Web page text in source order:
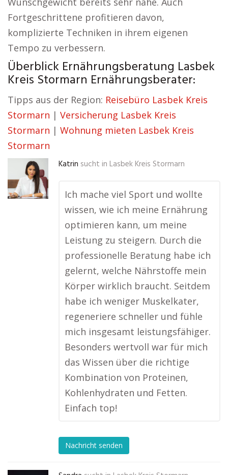
Fortgeschrittene profitieren davon,
komplizierte Techniken in ihrem eigenen
Tempo zu verbessern.
Überblick Ernährungsberatung Lasbek
Kreis Stormarn Ernährungsberater:
Tipps aus der Region: Reisebüro Lasbek Kreis
Stormarn | Versicherung Lasbek Kreis
Stormarn | Wohnung mieten Lasbek Kreis
Stormarn
Katrin sucht in Lasbek Kreis Stormarn
Ich mache viel Sport und wollte
wissen, wie ich meine Ernährung
optimieren kann, um meine
Leistung zu steigern. Durch die
professionelle Beratung habe ich
gelernt, welche Nährstoffe mein
Körper wirklich braucht. Seitdem
habe ich weniger Muskelkater,
regeneriere schneller und fühle
mich insgesamt leistungsfähiger.
Besonders wertvoll war für mich
das Wissen über die richtige
Kombination von Proteinen,
Kohlenhydraten und Fetten.
Einfach top!
Nachricht senden